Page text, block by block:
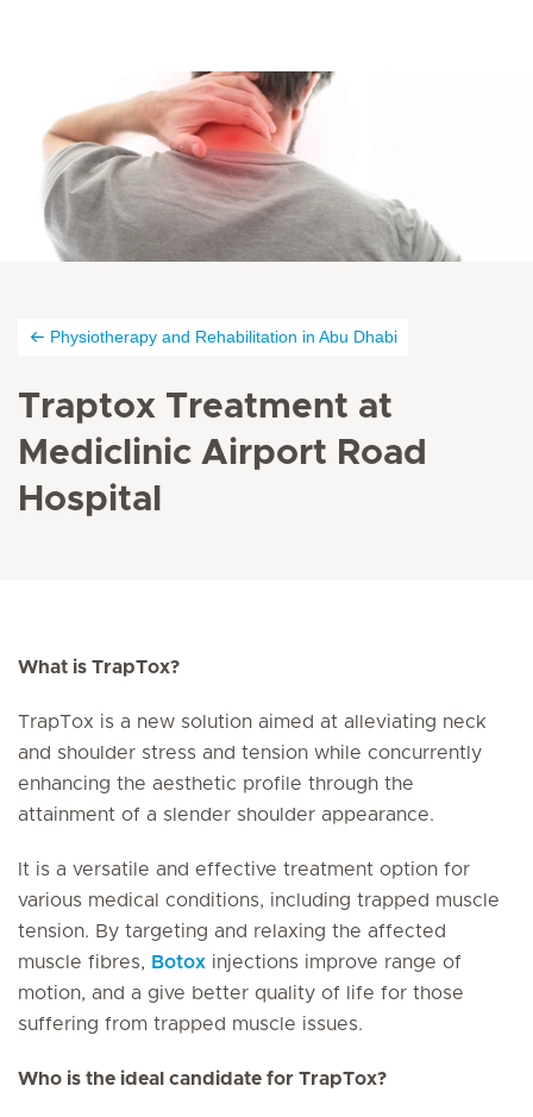
Physiotherapy and Rehabilitation in Abu Dhabi
Traptox Treatment at
Mediclinic Airport Road
Hospital
What is TrapTox?
TrapTox is a new solution aimed at alleviating neck
and shoulder stress and tension while concurrently
enhancing the aesthetic profile through the
attainment of a slender shoulder appearance.
It is a versatile and effective treatment option for
various medical conditions, including trapped muscle
tension. By targeting and relaxing the affected
muscle fibres, Botox injections improve range of
motion, and a give better quality of life for those
suffering from trapped muscle issues.
Who is the ideal candidate for TrapTox?